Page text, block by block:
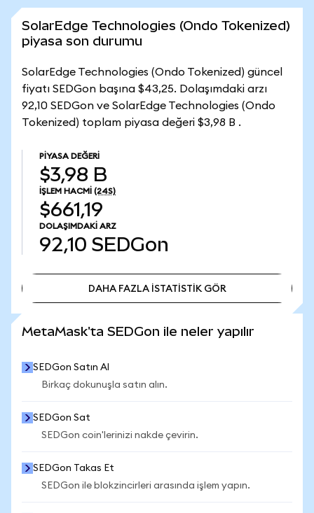
SolarEdge Technologies (Ondo Tokenized)
piyasa son durumu
SolarEdge Technologies (Ondo Tokenized) güncel
fiyatı SEDGon başına $43,25. Dolaşımdaki arzı
92,10 SEDGon ve SolarEdge Technologies (Ondo
Tokenized) toplam piyasa değeri $3,98 B .
PIYASA DEĞERI
$3,98 B
İŞLEM HACMI (24S)
$661,19
DOLAŞIMDAKI ARZ
92,10 SEDGon
DAHA FAZLA İSTATİSTİK GÖR
MetaMask'ta SEDGon ile neler yapılır
SEDGon Satın Al
Birkaç dokunuşla satın alın.
SEDGon Sat
SEDGon coin'lerinizi nakde çevirin.
SEDGon Takas Et
SEDGon ile blokzincirleri arasında işlem yapın.